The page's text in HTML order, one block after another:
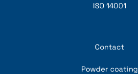
ISO 14001
Contact
Powder coating